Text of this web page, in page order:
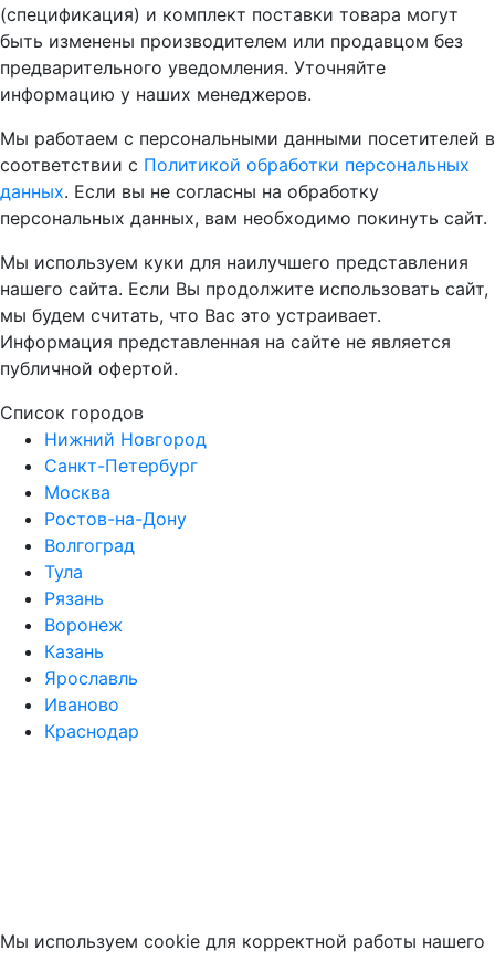
(спецификация) и комплект поставки товара могут
быть изменены производителем или продавцом без
предварительного уведомления. Уточняйте
информацию у наших менеджеров.
Мы работаем с персональными данными посетителей в
соответствии с Политикой обработки персональных
данных. Если вы не согласны на обработку
персональных данных, вам необходимо покинуть сайт.
Мы используем куки для наилучшего представления
нашего сайта. Если Вы продолжите использовать сайт,
мы будем считать, что Вас это устраивает.
Информация представленная на сайте не является
публичной офертой.
Список городов
Нижний Новгород
Санкт-Петербург
Москва
Ростов-на-Дону
Волгоград
Тула
Рязань
Воронеж
Казань
Ярославль
Иваново
Краснодар
Мы используем cookie для корректной работы нашего